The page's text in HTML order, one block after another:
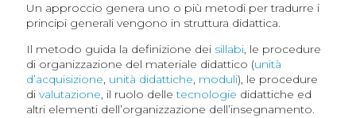
Un approccio genera uno o più metodi per tradurre i
principi generali vengono in struttura didattica.
Il metodo guida la definizione dei sillabi, le procedure
di organizzazione del materiale didattico (unità
d’acquisizione, unità didattiche, moduli), le procedure
di valutazione, il ruolo delletecnologie didattiche ed
altri elementi dell’organizzazione dell’insegnamento.